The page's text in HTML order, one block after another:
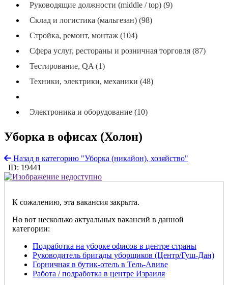
Руководящие должности (middle / top) (9)
Склад и логистика (мальгезан) (98)
Стройка, ремонт, монтаж (104)
Сфера услуг, рестораны и розничная торговля (87)
Тестирование, QA (1)
Техники, электрики, механики (48)
Электроника и оборудование (10)
Уборка в офисах (Холон)
Назад в категорию "Уборка (никайон), хозяйство"
ID: 19441
К сожалению, эта вакансия закрыта.
Но вот несколько актуальных вакансий в данной
категории:
Подработка на уборке офисов в центре страны
Руководитель бригады уборщиков (Центр/Гуш-Дан)
Горничная в бутик-отель в Тель-Авиве
Работа / подработка в центре Израиля